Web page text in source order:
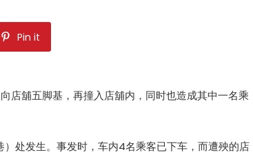
Pin it
店舖五脚基，再撞入店舖内，同时也造成其中一名乘
处发生。事发时，车内4名乘客已下车，而遭殃的店